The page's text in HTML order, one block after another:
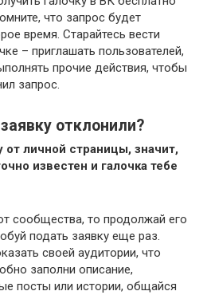
что запрос будет
время. Старайтесь вести
– приглашать пользователей,
прочие действия, чтобы
запрос.
отклонили?
от личной страницы, значит,
известен и галочка тебе
сообщества, то продолжай его
подать заявку еще раз.
своей аудитории, что
заполни описание,
посты или истории, общайся